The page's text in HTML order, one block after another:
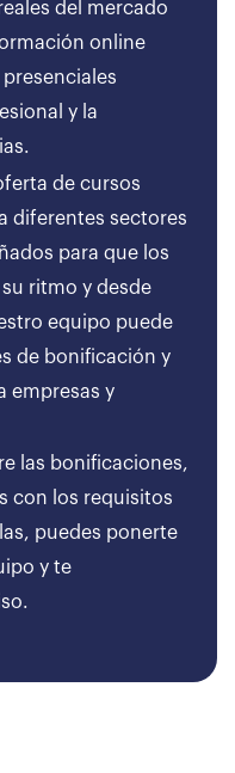
del mercado
online
y la
de cursos
diferentes sectores
para que los
ritmo y desde
equipo puede
de bonificación y
empresas y
las bonificaciones,
con los requisitos
puedes ponerte
y te